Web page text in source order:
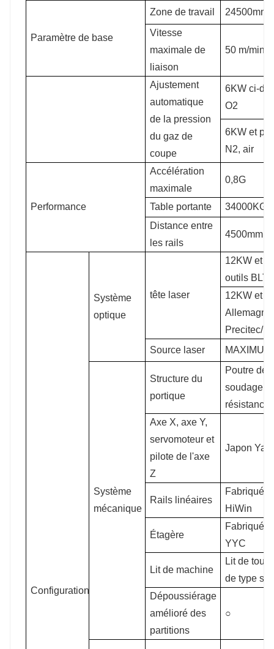
Paramètre de base
Zone de travail
Vitesse
maximale de
liaison
50 m/min
Ajustement
automatique
de la pression
du gaz de
coupe
6KW ci-
O2
6KW et
N2, air
Performance
Accélération
maximale
0,8G
Table portante
34000KG
Distance entre
les rails
4500mm
Configuration
Système
optique
tête laser
12KW et
outils BLT/
12KW et
Allemagne
Precitec/
Source laser
MAXIMUM
Système
mécanique
Structure du
portique
Poutre de
soudage
résistance
Axe X, axe Y,
servomoteur et
pilote de l'axe
Z
Japon
Rails linéaires
Fabriqué
HiWin
Étagère
Fabriqué
YYC
Lit de machine
Lit de tour
de type
Dépoussiérage
amélioré des
partitions
○